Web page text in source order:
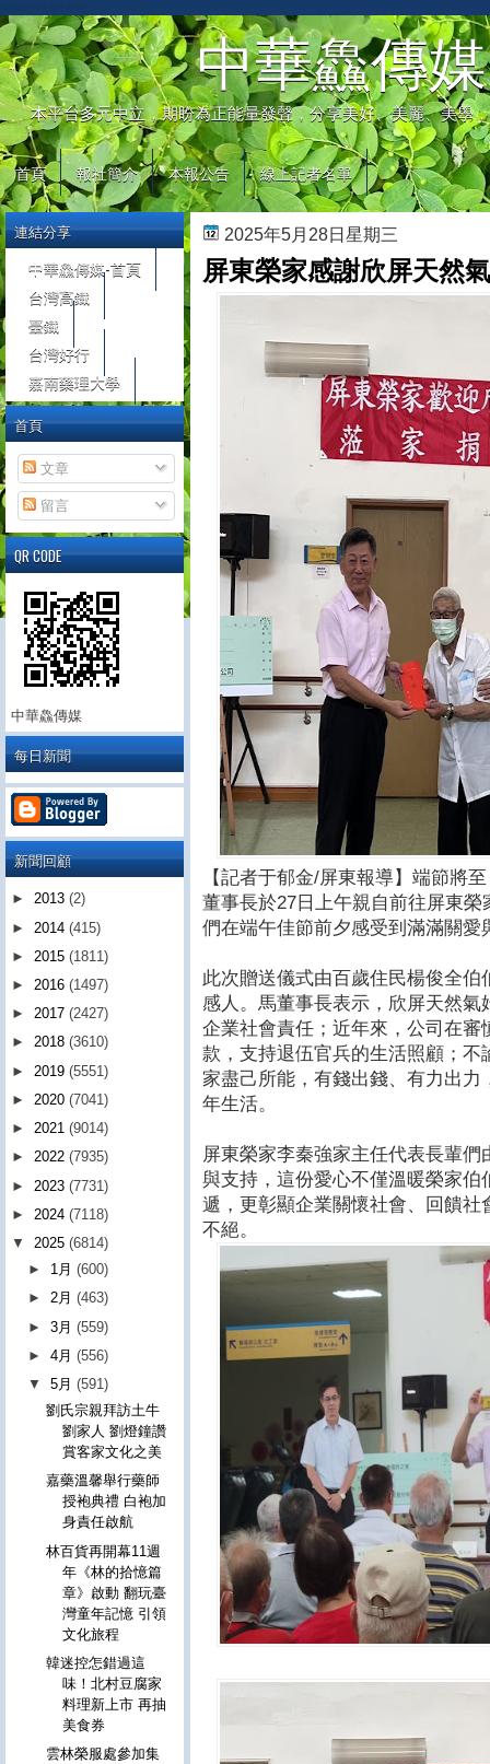
中華鱻傳媒
本平台多元中立，期盼為正能量發聲，分享美好、美麗、美學
首頁 報社簡介 本報公告 線上記者名單
2025年5月28日星期三
屏東榮家感謝欣屏天然
【記者于郁金/屏東報導】端節將
董事長於27日上午親自前往屏東
們在端午佳節前夕感受到滿滿關愛
此次贈送儀式由百歲住民楊俊全
感人。馬董事長表示，欣屏天然
企業社會責任；近年來，公司在
款，支持退伍官兵的生活照顧；
家盡己所能，有錢出錢、有力出
年生活。
屏東榮家李秦強家主任代表長輩
與支持，這份愛心不僅溫暖榮家
遞，更彰顯企業關懷社會、回饋
不絕。
連結分享
中華鱻傳媒-首頁
台灣高鐵
臺鐵
台灣好行
嘉南藥理大學
首頁
文章
留言
QR CODE
中華鱻傳媒
每日新聞
新聞回顧
► 2013 (2)
► 2014 (415)
► 2015 (1811)
► 2016 (1497)
► 2017 (2427)
► 2018 (3610)
► 2019 (5551)
► 2020 (7041)
► 2021 (9014)
► 2022 (7935)
► 2023 (7731)
► 2024 (7118)
▼ 2025 (6814)
► 1月(600)
►2月(463)
►3月(559)
►4月(556)
▼5月(591)
劉氏宗親拜訪土牛
劉家人 劉燈鐘讚
賞客家文化之美
嘉藥溫馨舉行藥師
授袍典禮 白袍加
身責任啟航
林百貨再開幕11週
年《林的拾憶篇
章》啟動 翻玩臺
灣童年記憶 引領
文化旅程
韓迷控怎錯過這
味！北村豆腐家
料理新上市 再抽
美食券
雲林榮服處參加集